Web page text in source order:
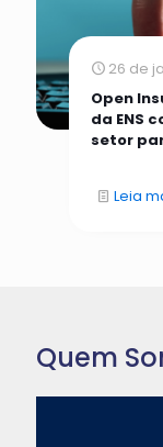
26 de
Open
da ENS
setor
Leia
Quem